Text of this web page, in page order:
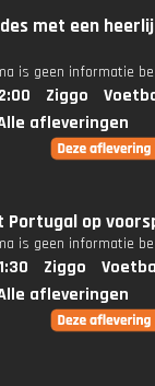
met een
is geen informatie
Ziggo
afleveringen
Portugal op
is geen informatie
Ziggo
afleveringen